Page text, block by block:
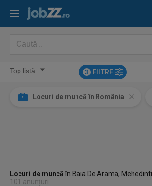
3 FILTRE
Locuri de muncă în România
Locuri de muncăîn Baia De Arama, Mehedinti
101 anunțuri